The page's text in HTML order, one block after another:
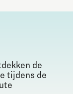
de
tijdens de